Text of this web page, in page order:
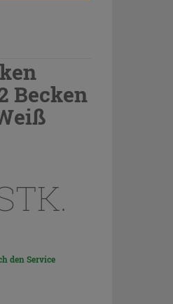
Becken
den Service